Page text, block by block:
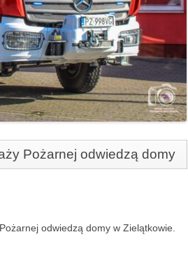
Pożarnej odwiedzą domy
odwiedzą domy w Zielątkowie.